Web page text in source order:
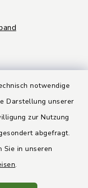
notwendige
Darstellung unserer
zur Nutzung
abgefragt.
Sie in unseren
.